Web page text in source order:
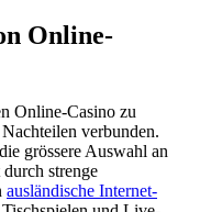
Online-
Online-Casino zu
verbunden.
grössere Auswahl an
strenge
ausländische Internet-